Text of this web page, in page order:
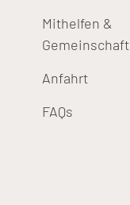
Mithelfen &
Gemeinschaft
Anfahrt
FAQs